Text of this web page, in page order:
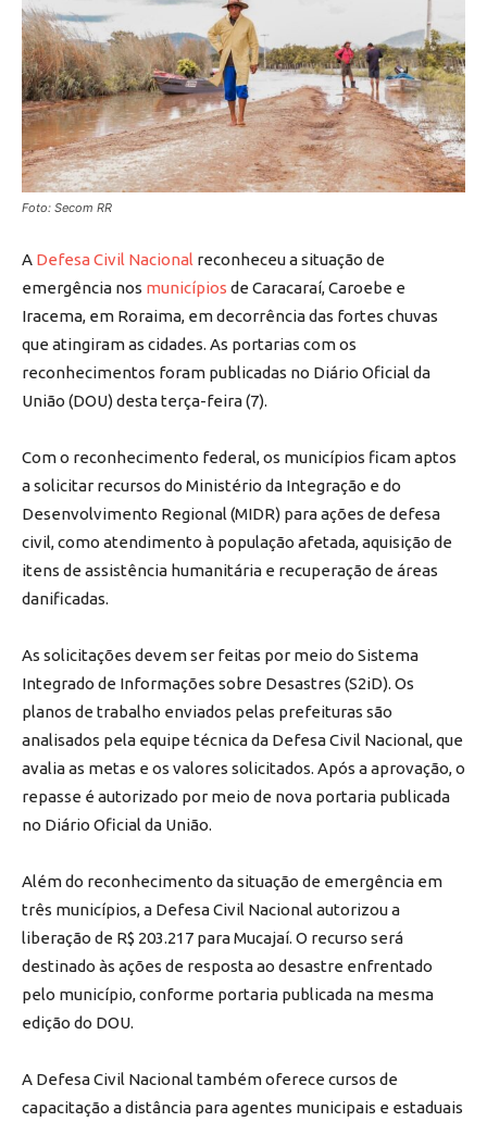
Foto: Secom RR
A Defesa Civil Nacional reconheceu a situação de
emergência nos municípios de Caracaraí, Caroebe e
Iracema, em Roraima, em decorrência das fortes chuvas
que atingiram as cidades. As portarias com os
reconhecimentos foram publicadas no Diário Oficial da
União (DOU) desta terça-feira (7).
Com o reconhecimento federal, os municípios ficam aptos
a solicitar recursos do Ministério da Integração e do
Desenvolvimento Regional (MIDR) para ações de defesa
civil, como atendimento à população afetada, aquisição de
itens de assistência humanitária e recuperação de áreas
danificadas.
As solicitações devem ser feitas por meio do Sistema
Integrado de Informações sobre Desastres (S2iD). Os
planos de trabalho enviados pelas prefeituras são
analisados pela equipe técnica da Defesa Civil Nacional, que
avalia as metas e os valores solicitados. Após a aprovação, o
repasse é autorizado por meio de nova portaria publicada
no Diário Oficial da União.
Além do reconhecimento da situação de emergência em
três municípios, a Defesa Civil Nacional autorizou a
liberação de R$ 203.217 para Mucajaí. O recurso será
destinado às ações de resposta ao desastre enfrentado
pelo município, conforme portaria publicada na mesma
edição do DOU.
A Defesa Civil Nacional também oferece cursos de
capacitação a distância para agentes municipais e estaduais